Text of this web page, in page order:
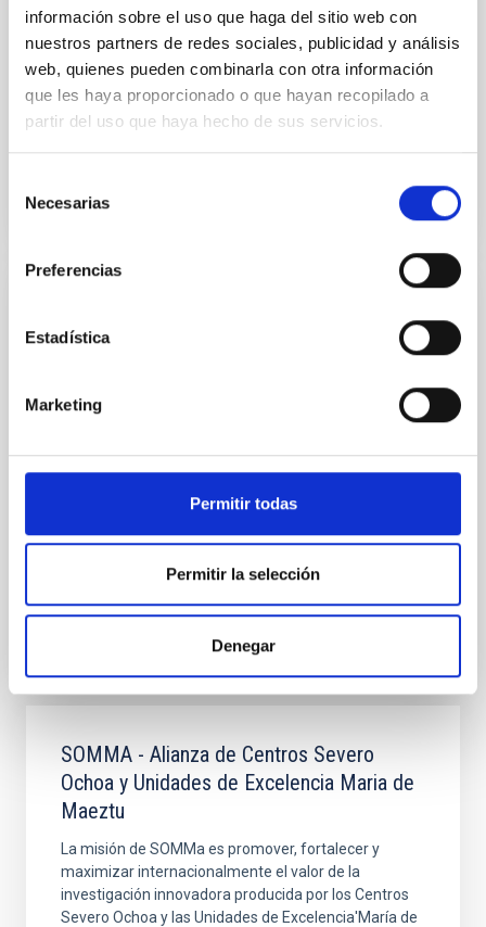
información sobre el uso que haga del sitio web con
nuestros partners de redes sociales, publicidad y análisis
web, quienes pueden combinarla con otra información
que les haya proporcionado o que hayan recopilado a
partir del uso que haya hecho de sus servicios.
Necesarias
Preferencias
Estadística
Marketing
Permitir todas
Permitir la selección
Denegar
españoles que tengan un alto nivel de excelencia en
el ámbito internacional. Los objetivos específicos del
Programa Severo Ochoa son: - Mejorar la
Rafael Rebolo López
polarizada para explorar el magnetismo de
POLMAG apunta a un verdadero avance en el
desarrollo y la aplicación de métodos de diagnóstico
de radiación polarizada para explorar los campos
magnéticos de la cromosfera, la región de transición
Javier Trujillo Bueno
SOMMA - Alianza de Centros Severo
Ochoa y Unidades de Excelencia Maria de
Maeztu
La misión de SOMMa es promover, fortalecer y
maximizar internacionalmente el valor de la
investigación innovadora producida por los Centros
Severo Ochoa y las Unidades de Excelencia'María de